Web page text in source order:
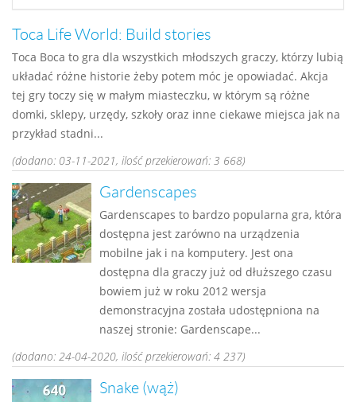
Toca Life World: Build stories
Toca Boca to gra dla wszystkich młodszych graczy, którzy lubią
układać różne historie żeby potem móc je opowiadać. Akcja
tej gry toczy się w małym miasteczku, w którym są różne
domki, sklepy, urzędy, szkoły oraz inne ciekawe miejsca jak na
przykład stadni...
(dodano: 03-11-2021, ilość przekierowań: 3 668)
Gardenscapes
Gardenscapes to bardzo popularna gra, która
dostępna jest zarówno na urządzenia
mobilne jak i na komputery. Jest ona
dostępna dla graczy już od dłuższego czasu
bowiem już w roku 2012 wersja
demonstracyjna została udostępniona na
naszej stronie: Gardenscape...
(dodano: 24-04-2020, ilość przekierowań: 4 237)
Snake (wąż)